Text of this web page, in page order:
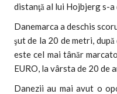
distanţă al lui Hojbjerg s-a
Danemarca a deschis
şut de la 20 de metri,
este cel mai tânăr
EURO, la vârsta de 20 de
Danezii au mai avut o